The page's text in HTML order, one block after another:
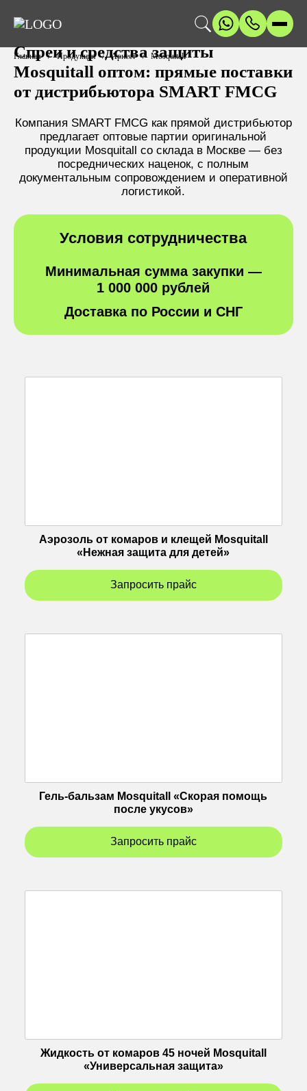
Главная Продукция Арнест Mosquitall
Спреи и средства защиты
Mosquitall оптом: прямые поставки
от дистрибьютора SMART FMCG
Компания SMART FMCG как прямой дистрибьютор
предлагает оптовые партии оригинальной
продукции Mosquitall со склада в Москве — без
посреднических наценок, с полным
документальным сопровождением и оперативной
логистикой.
Условия сотрудничества
Минимальная сумма закупки —
1 000 000 рублей
Доставка по России и СНГ
Аэрозоль от комаров и клещей Mosquitall
«Нежная защита для детей»
Запросить прайс
Гель-бальзам Mosquitall «Скорая помощь
после укусов»
Запросить прайс
Жидкость от комаров 45 ночей Mosquitall
«Универсальная защита»